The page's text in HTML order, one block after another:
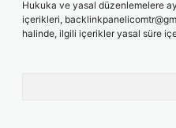
Hukuka ve yasal düzenlemelere
içerikleri,
halinde, ilgili içerikler yasal süre